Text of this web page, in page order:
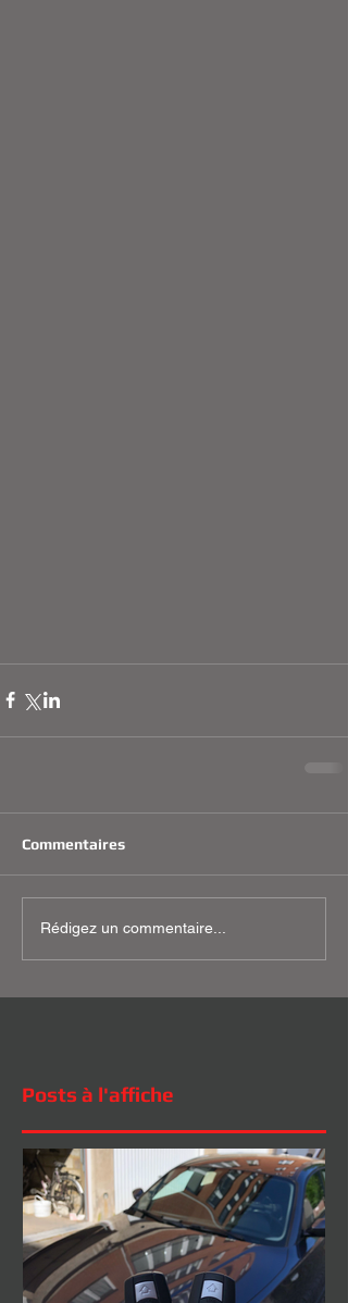
Commentaires
Rédigez un commentaire...
Posts à l'affiche